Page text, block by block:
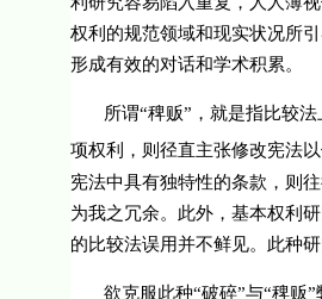
权利的规范领域和现实状况所
形成有效的对话和学术积累。
所谓“稗贩”，就是指比较
项权利，则径直主张修改宪法
宪法中具有独特性的条款，则
为我之冗余。此外，基本权利
的比较法误用并不鲜见。此种
欲克服此种“破碎”与“稗贩